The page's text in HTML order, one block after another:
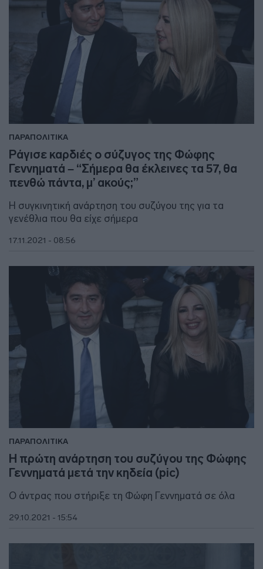
ΠΑΡΑΠΟΛΙΤΙΚΑ
Ράγισε καρδιές ο σύζυγος της Φώφης
Γεννηματά – “Σήμερα θα έκλεινες τα 57, θα
πενθώ πάντα, μ’ ακούς;”
Η συγκινητική ανάρτηση του συζύγου της για τα
γενέθλια που θα είχε σήμερα
17.11.2021 - 08:56
ΠΑΡΑΠΟΛΙΤΙΚΑ
Η πρώτη ανάρτηση του συζύγου της Φώφης
Γεννηματά μετά την κηδεία (pic)
Ο άντρας που στήριξε τη Φώφη Γεννηματά σε όλα
29.10.2021 - 15:54